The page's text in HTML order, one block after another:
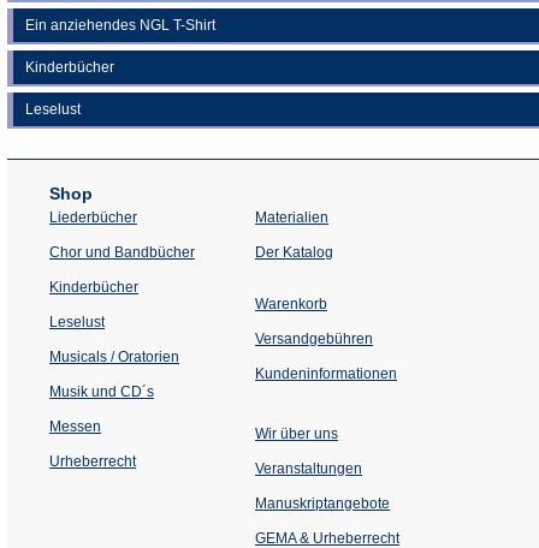
Ein anziehendes NGL T-Shirt
Kinderbücher
Leselust
Shop
Liederbücher
Chor und Bandbücher
Kinderbücher
Leselust
Musicals / Oratorien
Musik und CD´s
Messen
Urheberrecht
Materialien
Der Katalog
Warenkorb
Versandgebühren
Kundeninformationen
Wir über uns
Veranstaltungen
einem
Tab)
Manuskriptangebote
GEMA & Urheberrecht